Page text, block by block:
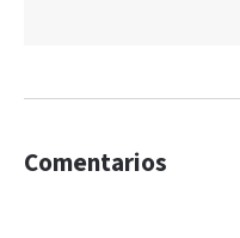
Comentarios